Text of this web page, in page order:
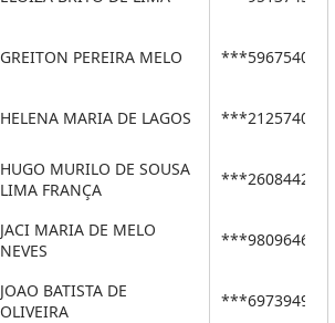
GREITON PEREIRA MELO ***59675406**
HELENA MARIA DE LAGOS ***21257406**
HUGO MURILO DE SOUSA
LIMA FRANÇA
***26084426**
JACI MARIA DE MELO
NEVES
***98096468**
JOAO BATISTA DE
OLIVEIRA
***69739499**